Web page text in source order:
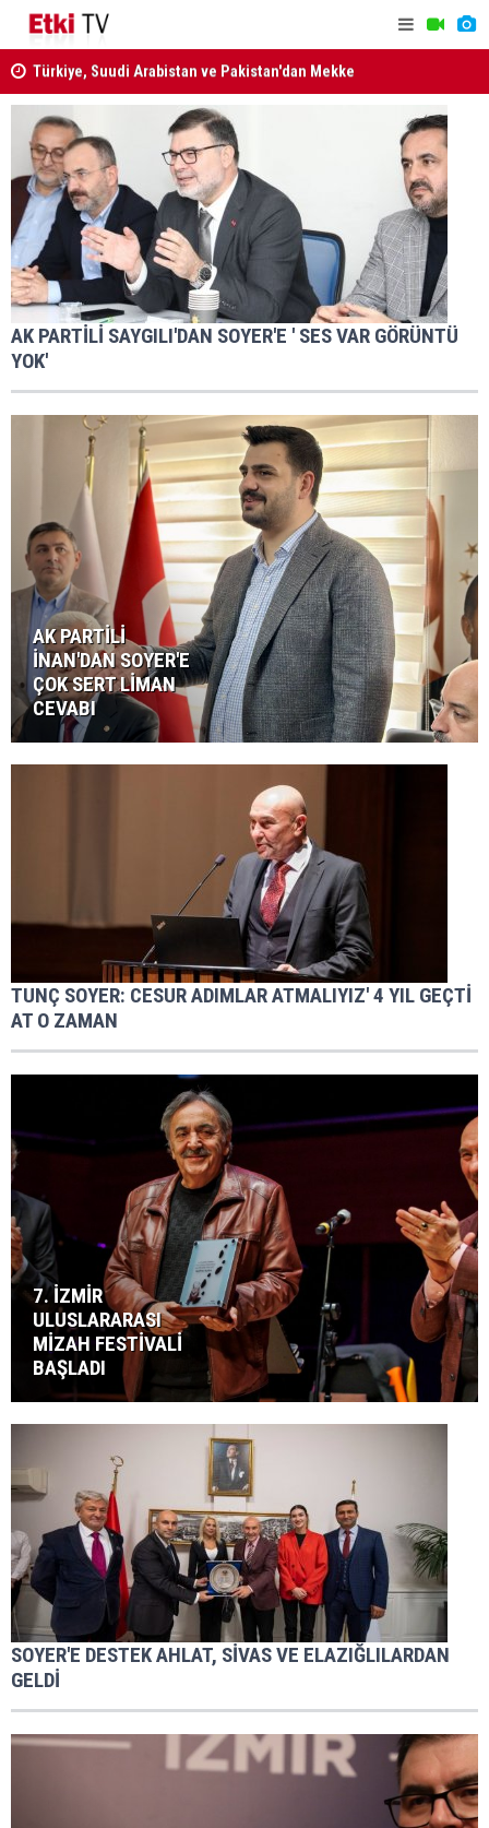
Türkiye, Suudi Arabistan ve Pakistan'dan Mekke
Savunma Anlaşması
AK PARTİLİ SAYGILI'DAN SOYER'E ' SES VAR GÖRÜNTÜ
YOK'
AK PARTİLİ
İNAN'DAN SOYER'E
ÇOK SERT LİMAN
CEVABI
TUNÇ SOYER: CESUR ADIMLAR ATMALIYIZ' 4 YIL GEÇTİ
AT O ZAMAN
7. İZMİR
ULUSLARARASI
MİZAH FESTİVALİ
BAŞLADI
SOYER'E DESTEK AHLAT, SİVAS VE ELAZIĞLILARDAN
GELDİ